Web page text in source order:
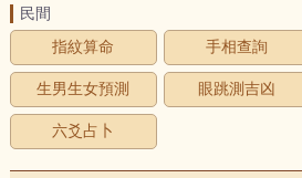
民間
指紋算命
手相查詢
生男生女預測 眼跳測吉凶
六爻占卜